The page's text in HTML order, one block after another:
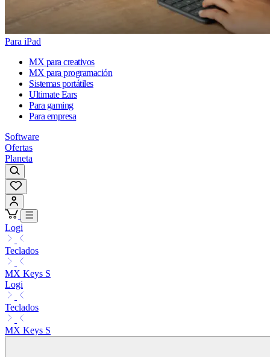
Para iPad
MX para creativos
MX para programación
Sistemas portátiles
Ultimate Ears
Para gaming
Para empresa
Software
Ofertas
Planeta
Logi
Teclados
MX Keys S
Logi
Teclados
MX Keys S